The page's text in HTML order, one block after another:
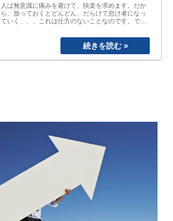
人は無意識に痛みを避けて、快楽を求めます。だか
ら、放っておくとどんどん、だらけて怠け者になっ
ていく、、、これは仕方のないことなのです。で
私も以前は、おもいきり、「ぐうたら属性」でし
た。食べたら寝る、めんどくさいから明日でいい
や、、と言い続けて結局やらない、忘れてしまう
etc…